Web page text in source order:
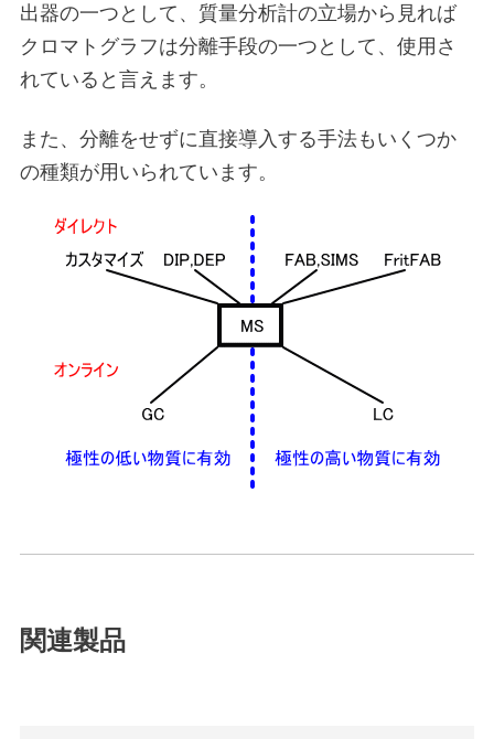
出器の一つとして、質量分析計の立場から見れば
クロマトグラフは分離手段の一つとして、使用さ
れていると言えます。
また、分離をせずに直接導入する手法もいくつか
の種類が用いられています。
関連製品